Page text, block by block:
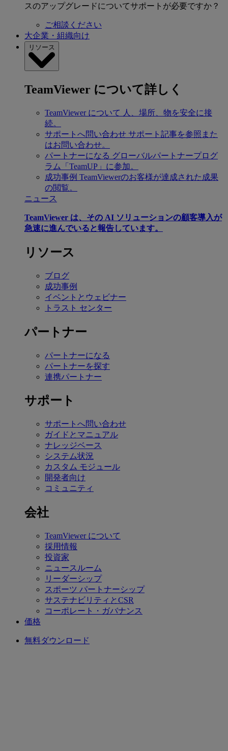
スのアップグレードについてサポートが必要ですか？
ご相談ください
大企業・組織向け
リソース
TeamViewer について詳しく
TeamViewer について 人、場所、物を安全に接
続。
サポートへ問い合わせ サポート記事を参照また
はお問い合わせ。
パートナーになる グローバルパートナープログ
ラム「TeamUP」に参加。
成功事例 TeamViewerのお客様が達成された成果
の閲覧。
ニュース
TeamViewer は、その AI ソリューションの顧客導入が
急速に進んでいると報告しています。
リソース
ブログ
成功事例
イベントとウェビナー
トラスト センター
パートナー
パートナーになる
パートナーを探す
連携パートナー
サポート
サポートへ問い合わせ
ガイドとマニュアル
ナレッジベース
システム状況
カスタム モジュール
開発者向け
コミュニティ
会社
TeamViewer について
採用情報
投資家
ニュースルーム
リーダーシップ
スポーツ パートナーシップ
サステナビリティとCSR
コーポレート・ガバナンス
価格
無料ダウンロード